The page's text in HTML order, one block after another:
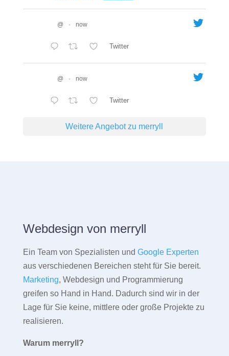
@ · now
Twitter
@ · now
Twitter
Weitere Angebot zu merryll
Webdesign von merryll
Ein Team von Spezialisten und Google Experten
aus verschiedenen Bereichen steht für Sie bereit.
Marketing, Webdesign und Programmierung
greifen so Hand in Hand. Dadurch sind wir in der
Lage für Sie keine, mittlere oder große Projekte zu
realisieren.
Warum merryll?